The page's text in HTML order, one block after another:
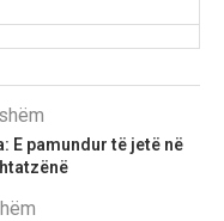
E pamundur të jetë në